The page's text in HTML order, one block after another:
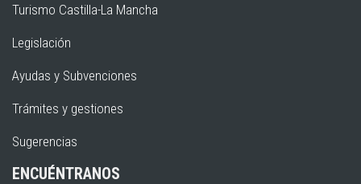
Turismo Castilla-La Mancha
Legislación
Ayudas y Subvenciones
Trámites y gestiones
Sugerencias
ENCUÉNTRANOS